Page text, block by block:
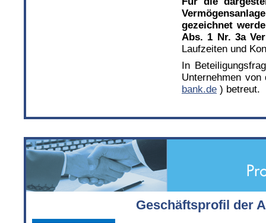
gezeichnet
Abs. 1 Nr. 3a
Laufzeiten und
In
Unternehmen
bank.de ) betreut.
Geschäftsprofil der